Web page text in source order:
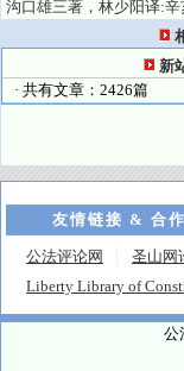
沟口雄三著，林少阳译:
新
· 共有文章：2426篇
友情链接 & 合
公法评论网 圣山网
Liberty Library of
公